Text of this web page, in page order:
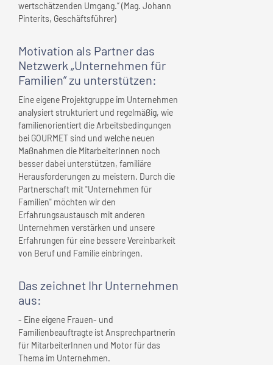
wertschätzenden Umgang.“ (Mag. Johann
Pinterits, Geschäftsführer)
Motivation als Partner das
Netzwerk „Unternehmen für
Familien” zu unterstützen:
Eine eigene Projektgruppe im Unternehmen
analysiert strukturiert und regelmäßig, wie
familienorientiert die Arbeitsbedingungen
bei GOURMET sind und welche neuen
Maßnahmen die MitarbeiterInnen noch
besser dabei unterstützen, familiäre
Herausforderungen zu meistern. Durch die
Partnerschaft mit "Unternehmen für
Familien" möchten wir den
Erfahrungsaustausch mit anderen
Unternehmen verstärken und unsere
Erfahrungen für eine bessere Vereinbarkeit
von Beruf und Familie einbringen.
Das zeichnet Ihr Unternehmen
aus:
- Eine eigene Frauen- und
Familienbeauftragte ist Ansprechpartnerin
für MitarbeiterInnen und Motor für das
Thema im Unternehmen.